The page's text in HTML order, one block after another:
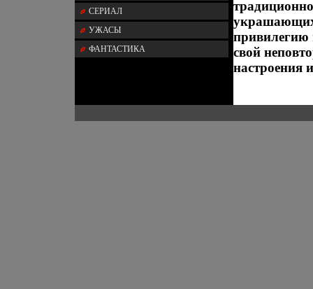
СЕРИАЛ
УЖАСЫ
ФАНТАСТИКА
украшающих
привилегию
свой
настроения